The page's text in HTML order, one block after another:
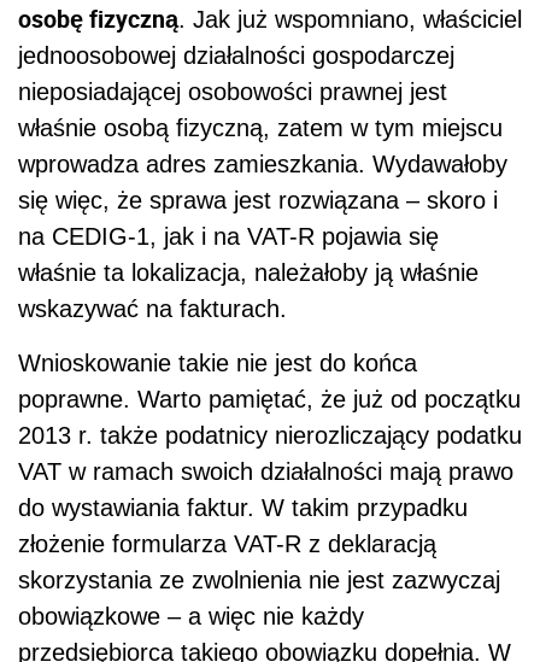
osobę fizyczną. Jak już wspomniano, właściciel
jednoosobowej działalności gospodarczej
nieposiadającej osobowości prawnej jest
właśnie osobą fizyczną, zatem w tym miejscu
wprowadza adres zamieszkania. Wydawałoby
się więc, że sprawa jest rozwiązana – skoro i
na CEDIG-1, jak i na VAT-R pojawia się
właśnie ta lokalizacja, należałoby ją właśnie
wskazywać na fakturach.
Wnioskowanie takie nie jest do końca
poprawne. Warto pamiętać, że już od początku
2013 r. także podatnicy nierozliczający podatku
VAT w ramach swoich działalności mają prawo
do wystawiania faktur. W takim przypadku
złożenie formularza VAT-R z deklaracją
skorzystania ze zwolnienia nie jest zazwyczaj
obowiązkowe – a więc nie każdy
przedsiębiorca takiego obowiązku dopełnia. W